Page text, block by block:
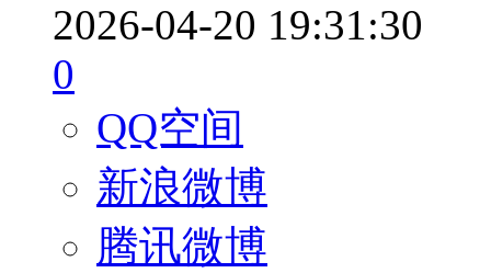
2026-04-20 19:31:30
0
QQ空间
新浪微博
腾讯微博